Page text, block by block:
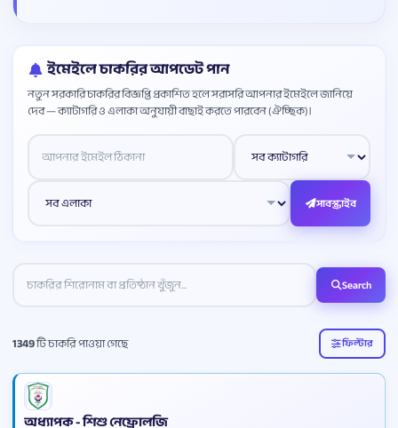
ইমেইলে চাকরির আপডেট পান
নতুন সরকারি চাকরির বিজ্ঞপ্তি প্রকাশিত হলে সরাসরি আপনার ইমেইলে জানিয়ে
দেব — ক্যাটাগরি ও এলাকা অনুযায়ী বাছাই করতে পারবেন (ঐচ্ছিক)।
Website
সাবস্ক্রাইব
Search
1349টি চাকরি পাওয়া গেছে ফিল্টার
অধ্যাপক - শিশু নেফ্রোলজি